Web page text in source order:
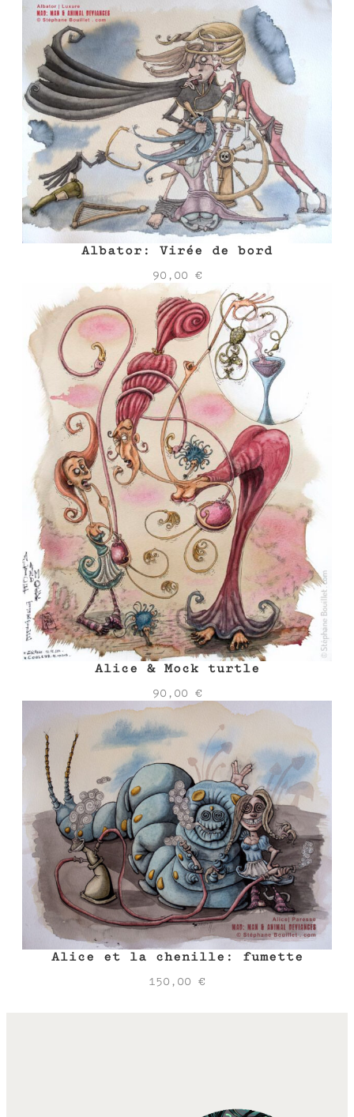
Albator: Virée de bord
90,00 €
Alice & Mock turtle
90,00 €
Alice et la chenille: fumette
150,00 €